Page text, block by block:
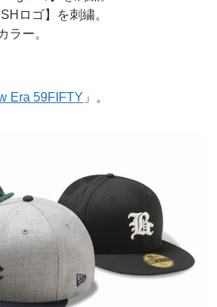
ロゴ】を刺繍。
ラー。
Era 59FIFTY 」。